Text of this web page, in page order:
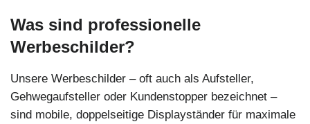
Was sind professionelle
Werbeschilder?
Unsere Werbeschilder – oft auch als Aufsteller,
Gehwegaufsteller oder Kundenstopper bezeichnet –
sind mobile, doppelseitige Displayständer für maximale